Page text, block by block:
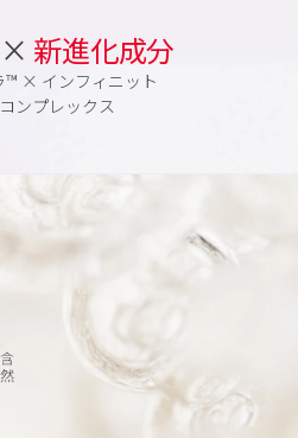
新進化成分
™ × インフィニット
ンプレックス